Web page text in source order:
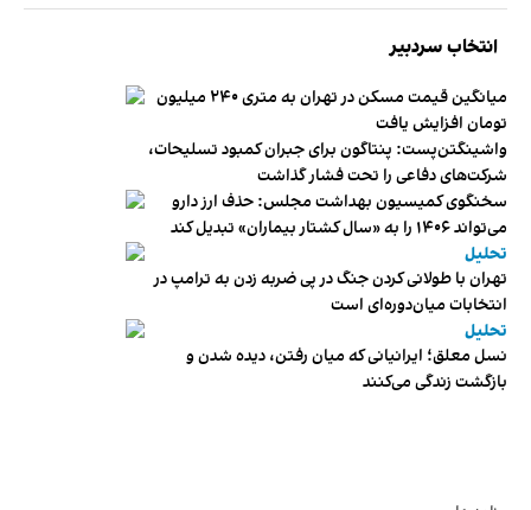
انتخاب سردبیر
میانگین قیمت مسکن در تهران به متری ۲۴۰ میلیون
تومان افزایش یافت
واشینگتن‌پست: پنتاگون برای جبران کمبود تسلیحات،
شرکت‌های دفاعی را تحت فشار گذاشت
سخنگوی کمیسیون بهداشت مجلس: حذف ارز دارو
می‌تواند ۱۴۰۶ را به «سال کشتار بیماران» تبدیل کند
تحلیل
تهران با طولانی کردن جنگ در پی ضربه زدن به ترامپ در
انتخابات میان‌دوره‌ای است
تحلیل
نسل معلق؛ ایرانیانی که میان رفتن، دیده شدن و
بازگشت زندگی می‌کنند